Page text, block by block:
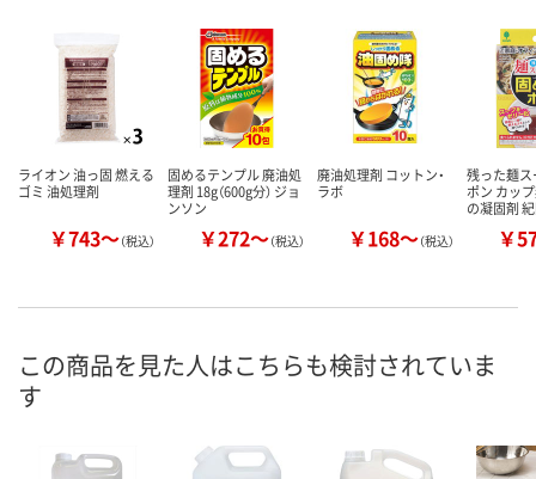
ライオン 油っ固 燃える
ゴミ 油処理剤
￥743～（税込）
固めるテンプル 廃油処
理剤 18g（600g分） ジョ
ンソン
￥272～（税込）
廃油処理剤 コットン・
ラボ
￥168～（税込）
残った麺
ポン カッ
の凝固剤
￥
この商品を見た人はこちらも検討されていま
す